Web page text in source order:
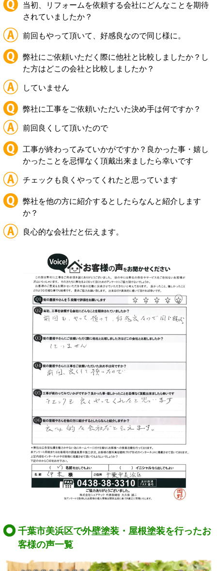
当初、リフォームを依頼する会社にどんなことを期待
されていましたか？
前回もやって頂いて、好感良なので同じ様に。
弊社にご依頼いただく際に他社と比較しましたか？し
た方はどこの会社と比較しましたか？
していません
弊社に工事をご依頼いただいた決め手は何ですか？
前回良くして頂いたので
工事が終わってみていかがですか？良かった事・嬉し
かったことを忌憚なく頂戴出来ましたら幸いです
チェックも良くやってくれたと思っています
弊社を他の方に紹介するとしたらなんと紹介します
か？
良心的な会社だと伝えます。
千葉市美浜区で外壁塗装・屋根塗装を行ったお
客様の声一覧